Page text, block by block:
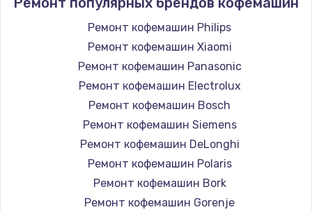
Ремонт кофемашин Philips
Ремонт кофемашин Xiaomi
Ремонт кофемашин Panasonic
Ремонт кофемашин Electrolux
Ремонт кофемашин Bosch
Ремонт кофемашин Siemens
Ремонт кофемашин DeLonghi
Ремонт кофемашин Polaris
Ремонт кофемашин Bork
Ремонт кофемашин Gorenje